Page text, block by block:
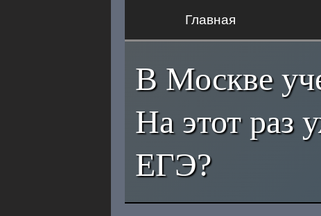
Главная
В Москве
На этот раз
ЕГЭ?